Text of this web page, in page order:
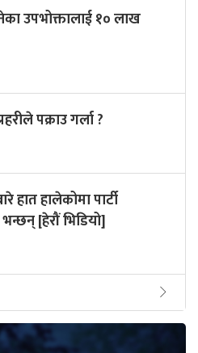
उपभोक्तालाई १० लाख
पक्राउ गर्ला ?
हात हालेकोमा पार्टी
[हेरौं भिडियो]